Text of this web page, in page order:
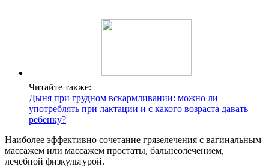
Читайте также:
Дыня при грудном вскармливании: можно ли
употреблять при лактации и с какого возраста давать
ребенку?
Наиболее эффективно сочетание грязелечения с вагинальным
массажем или массажем простаты, бальнеолечением,
лечебной физкультурой.